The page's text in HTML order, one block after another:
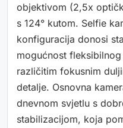
objektivom (2,5x
s 124° kutom. Selfie
konfiguracija donosi
mogućnost
različitim fokusnim
detalje. Osnovna
dnevnom svjetlu s
stabilizacijom, koja